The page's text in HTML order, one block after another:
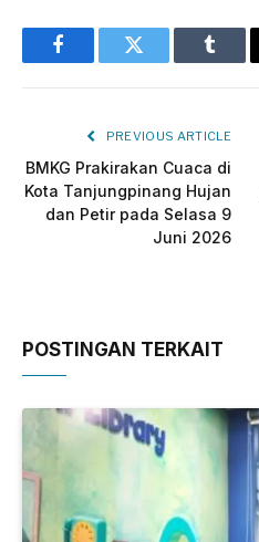
FacebookTwitter
PREVIOUS ARTICLE
BMKG Prakirakan Cuaca di
Kota Tanjungpinang Hujan
dan Petir pada Selasa 9
Juni 2026
POSTINGAN TERKAIT